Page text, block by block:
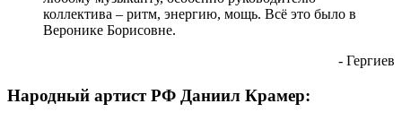
коллектива – ритм, энергию, мощь. Всё это было в
Веронике Борисовне.
- Гергиев
Народный артист РФ Даниил Крамер: